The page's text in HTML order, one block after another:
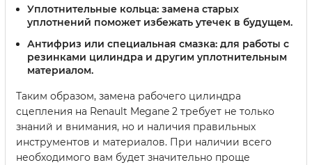
Уплотнительные кольца: замена старых
уплотнений поможет избежать утечек в будущем.
Антифриз или специальная смазка: для работы с
резинками цилиндра и другим уплотнительным
материалом.
Таким образом, замена рабочего цилиндра
сцепления на Renault Megane 2 требует не только
знаний и внимания, но и наличия правильных
инструментов и материалов. При наличии всего
необходимого вам будет значительно проще